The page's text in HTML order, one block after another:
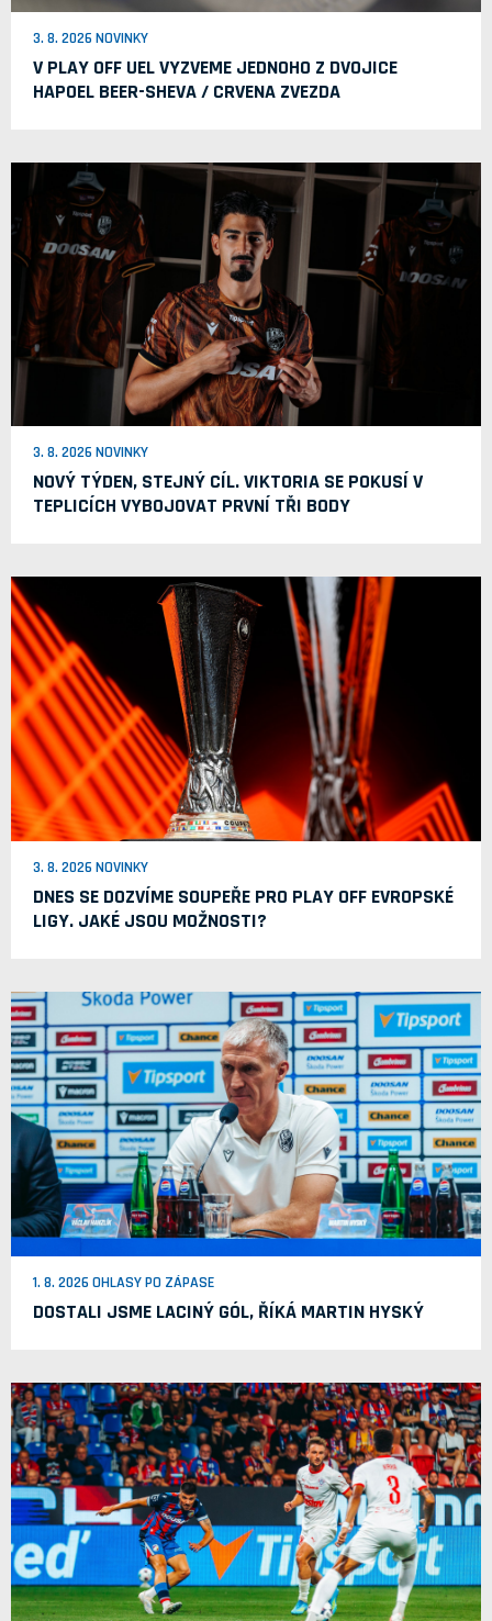
3. 8. 2026 NOVINKY
V PLAY OFF UEL VYZVEME JEDNOHO Z DVOJICE
HAPOEL BEER-SHEVA / CRVENA ZVEZDA
3. 8. 2026 NOVINKY
NOVÝ TÝDEN, STEJNÝ CÍL. VIKTORIA SE POKUSÍ V
TEPLICÍCH VYBOJOVAT PRVNÍ TŘI BODY
3. 8. 2026 NOVINKY
DNES SE DOZVÍME SOUPEŘE PRO PLAY OFF EVROPSKÉ
LIGY. JAKÉ JSOU MOŽNOSTI?
1. 8. 2026 OHLASY PO ZÁPASE
DOSTALI JSME LACINÝ GÓL, ŘÍKÁ MARTIN HYSKÝ